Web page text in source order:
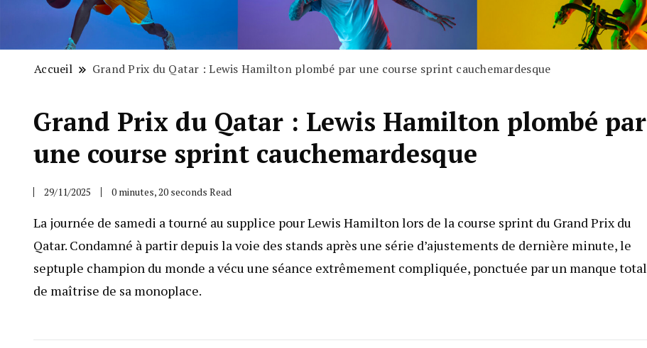
Accueil Grand Prix du Qatar : Lewis Hamilton plombé par une course sprint cauchemardesque
Grand Prix du Qatar : Lewis Hamilton plombé par
une course sprint cauchemardesque
29/11/2025 0 minutes, 20 seconds Read
La journée de samedi a tourné au supplice pour Lewis Hamilton lors de la course sprint du Grand Prix du
Qatar. Condamné à partir depuis la voie des stands après une série d’ajustements de dernière minute, le
septuple champion du monde a vécu une séance extrêmement compliquée, ponctuée par un manque total
de maîtrise de sa monoplace.